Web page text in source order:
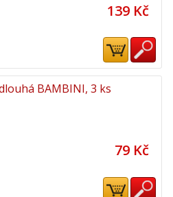
139 Kč
BAMBINI, 3 ks
79 Kč